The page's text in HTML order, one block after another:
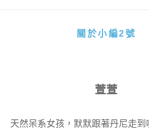
關於小編2號
萱萱
天然呆系女孩，默默跟著丹尼走到